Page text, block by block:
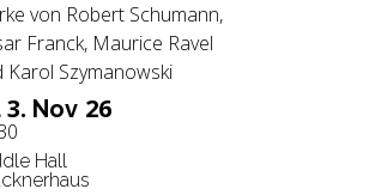
3. Nov 26
Hall
von Robert Schumann,
Franck, Maurice Ravel
Karol Szymanowski